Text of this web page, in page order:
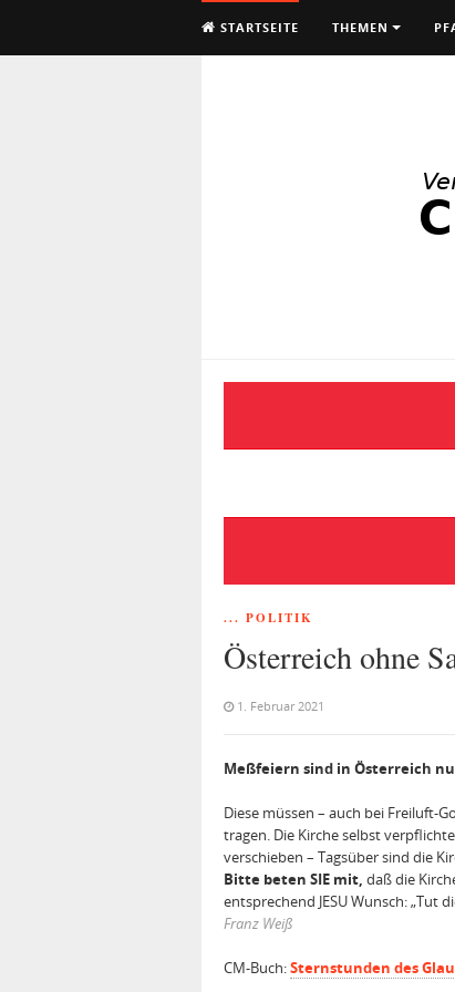
STARTSEITE THEMEN
... POLITIK
Österreich ohne
1. Februar 2021
Meßfeiern sind in Österreich
Diese müssen – auch bei Freiluft-
tragen. Die Kirche selbst
verschieben – Tagsüber sind die
Bitte beten SIE mit, daß die
entsprechend JE­SU Wunsch: „Tut
Franz Weiß
CM-Buch:Sternstunden des